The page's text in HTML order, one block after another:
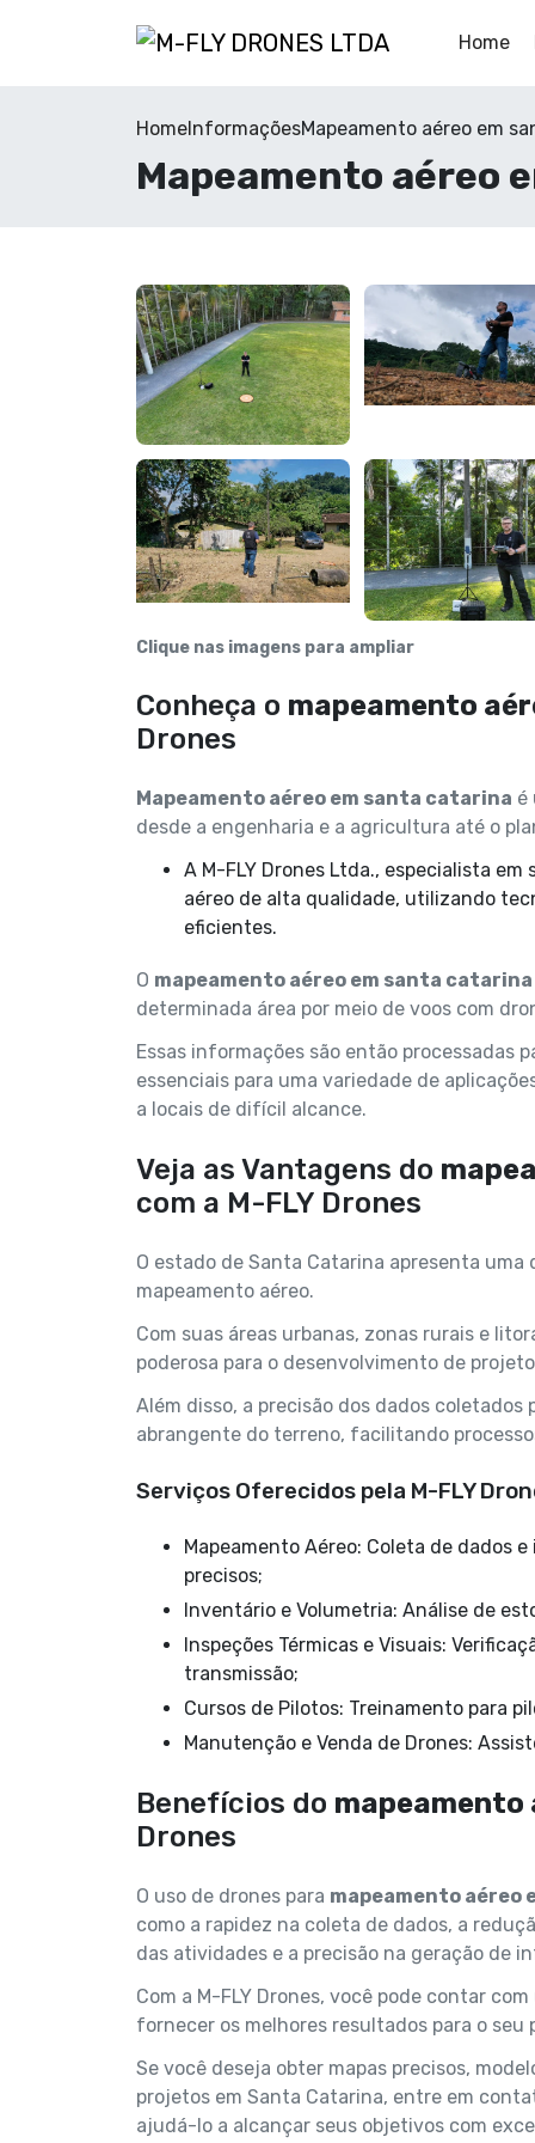
Home
HomeInformaçõesMapeamento aéreo em
Mapeamento aéreo
Clique nas imagens para ampliar
Conheça o mapeamento
Drones
Mapeamento aéreo em santa catarina é
desde a engenharia e a agricultura até o
A M-FLY Drones Ltda., especialista em soluções com drones, oferece serviços de mapeamento
aéreo de alta qualidade, utilizando
eficientes.
O mapeamento aéreo em santa catarina
determinada área por meio de voos com
Essas informações são então processadas
essenciais para uma variedade de
a locais de difícil alcance.
Veja as Vantagens do
com a M-FLY Drones
O estado de Santa Catarina apresenta
mapeamento aéreo.
Com suas áreas urbanas, zonas rurais e
poderosa para o desenvolvimento de
Além disso, a precisão dos dados
abrangente do terreno, facilitando
Serviços Oferecidos pela M-FLY
Mapeamento Aéreo: Coleta de dados e imagens para elaboração de mapas e modelos 3D
precisos;
Inventário e Volumetria: Análise de
Inspeções Térmicas e Visuais: Verificação de estruturas, fachadas, usinas solares e linhas de
transmissão;
Cursos de Pilotos: Treinamento para
Manutenção e Venda de Drones:
Benefícios do mapeamento
Drones
O uso de drones para mapeamento aéreo
como a rapidez na coleta de dados, a
das atividades e a precisão na geração de
Com a M-FLY Drones, você pode contar
fornecer os melhores resultados para o seu
Se você deseja obter mapas precisos,
projetos em Santa Catarina, entre em
ajudá-lo a alcançar seus objetivos com